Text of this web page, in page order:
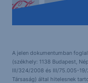
A jelen dokumentumban
(székhely: 1138 Budapest,
III/324/2008 és III/75.005-
Társaság) által hitelesnek